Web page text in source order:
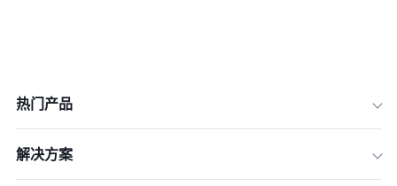
热门产品
解决方案